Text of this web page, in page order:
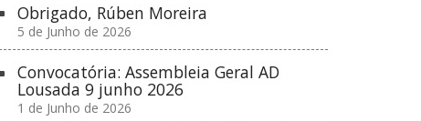
Obrigado, Rúben Moreira
5 de Junho de 2026
Convocatória: Assembleia Geral AD
Lousada 9 junho 2026
1 de Junho de 2026